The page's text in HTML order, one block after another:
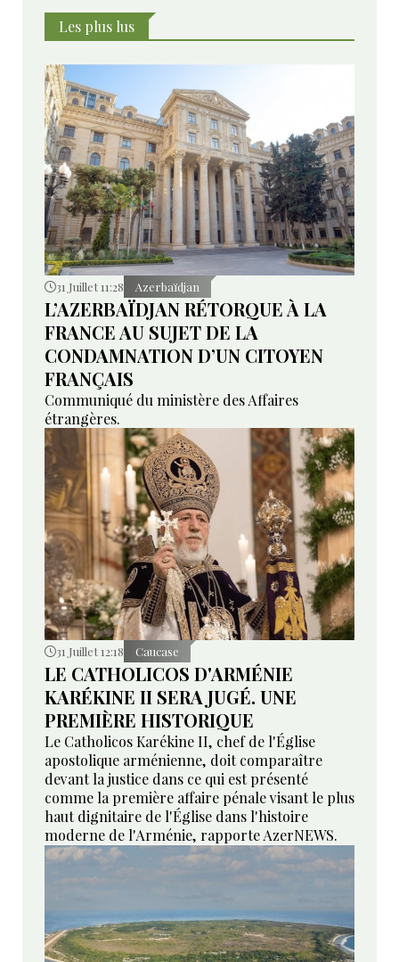
Les plus lus
31 Juillet 11:28 Azerbaïdjan
L’AZERBAÏDJAN RÉTORQUE À LA
FRANCE AU SUJET DE LA
CONDAMNATION D’UN CITOYEN
FRANÇAIS
Communiqué du ministère des Affaires
étrangères.
31 Juillet 12:18 Caucase
LE CATHOLICOS D'ARMÉNIE
KARÉKINE II SERA JUGÉ. UNE
PREMIÈRE HISTORIQUE
Le Catholicos Karékine II, chef de l'Église
apostolique arménienne, doit comparaître
devant la justice dans ce qui est présenté
comme la première affaire pénale visant le plus
haut dignitaire de l'Église dans l'histoire
moderne de l'Arménie, rapporte AzerNEWS.